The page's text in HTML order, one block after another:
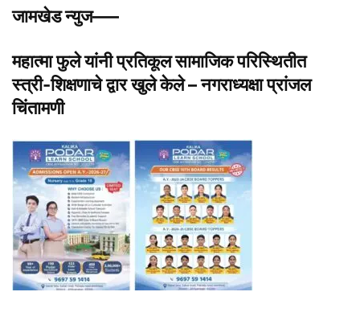
जामखेड न्युज—–
महात्मा फुले यांनी प्रतिकूल सामाजिक परिस्थितीत
स्त्री-शिक्षणाचे द्वार खुले केले – नगराध्यक्षा प्रांजल
चिंतामणी